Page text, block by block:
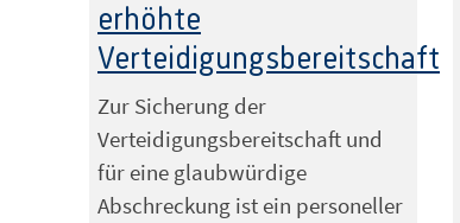
erhöhte
Verteidigungsbereitschaft
Zur Sicherung der
Verteidigungsbereitschaft und
für eine glaubwürdige
Abschreckung ist ein personeller